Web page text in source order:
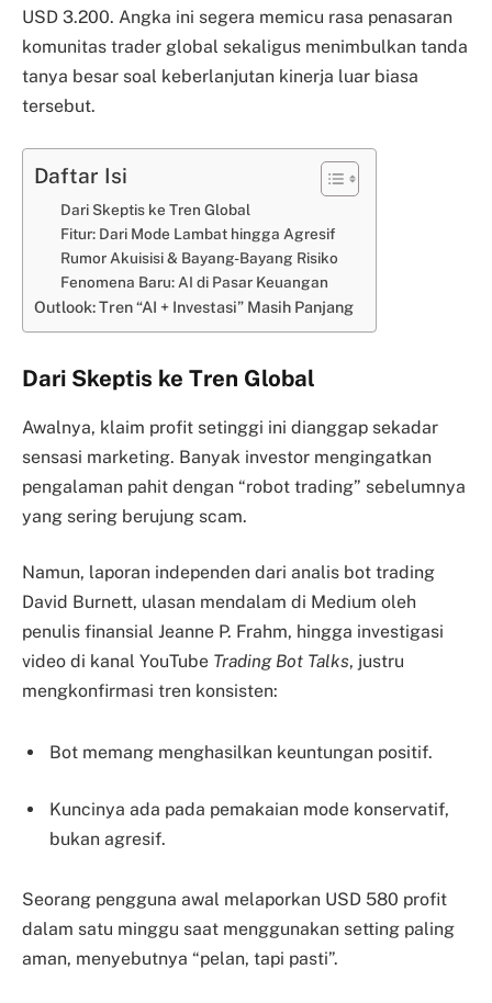
USD 3.200. Angka ini segera memicu rasa penasaran
komunitas trader global sekaligus menimbulkan tanda
tanya besar soal keberlanjutan kinerja luar biasa
tersebut.
Daftar Isi
Dari Skeptis ke Tren Global
Fitur: Dari Mode Lambat hingga Agresif
Rumor Akuisisi & Bayang-Bayang Risiko
Fenomena Baru: AI di Pasar Keuangan
Outlook: Tren “AI + Investasi” Masih Panjang
Dari Skeptis ke Tren Global
Awalnya, klaim profit setinggi ini dianggap sekadar
sensasi marketing. Banyak investor mengingatkan
pengalaman pahit dengan “robot trading” sebelumnya
yang sering berujung scam.
Namun, laporan independen dari analis bot trading
David Burnett, ulasan mendalam di Medium oleh
penulis finansial Jeanne P. Frahm, hingga investigasi
video di kanal YouTube Trading Bot Talks, justru
mengkonfirmasi tren konsisten:
Bot memang menghasilkan keuntungan positif.
Kuncinya ada pada pemakaian mode konservatif,
bukan agresif.
Seorang pengguna awal melaporkan USD 580 profit
dalam satu minggu saat menggunakan setting paling
aman, menyebutnya “pelan, tapi pasti”.